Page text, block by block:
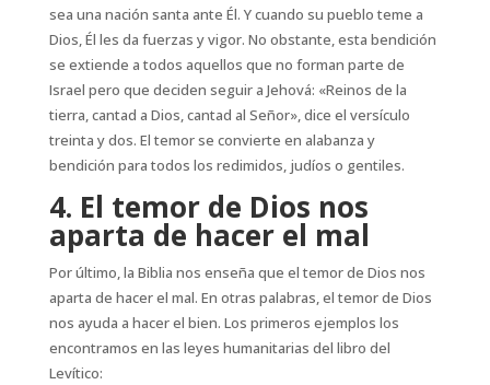
sea una nación santa ante Él. Y cuando su pueblo teme a
Dios, Él les da fuerzas y vigor. No obstante, esta bendición
se extiende a todos aquellos que no forman parte de
Israel pero que deciden seguir a Jehová: «Reinos de la
tierra, cantad a Dios, cantad al Señor», dice el versículo
treinta y dos. El temor se convierte en alabanza y
bendición para todos los redimidos, judíos o gentiles.
4. El temor de Dios nos
aparta de hacer el mal
Por último, la Biblia nos enseña que el temor de Dios nos
aparta de hacer el mal. En otras palabras, el temor de Dios
nos ayuda a hacer el bien. Los primeros ejemplos los
encontramos en las leyes humanitarias del libro del
Levítico: